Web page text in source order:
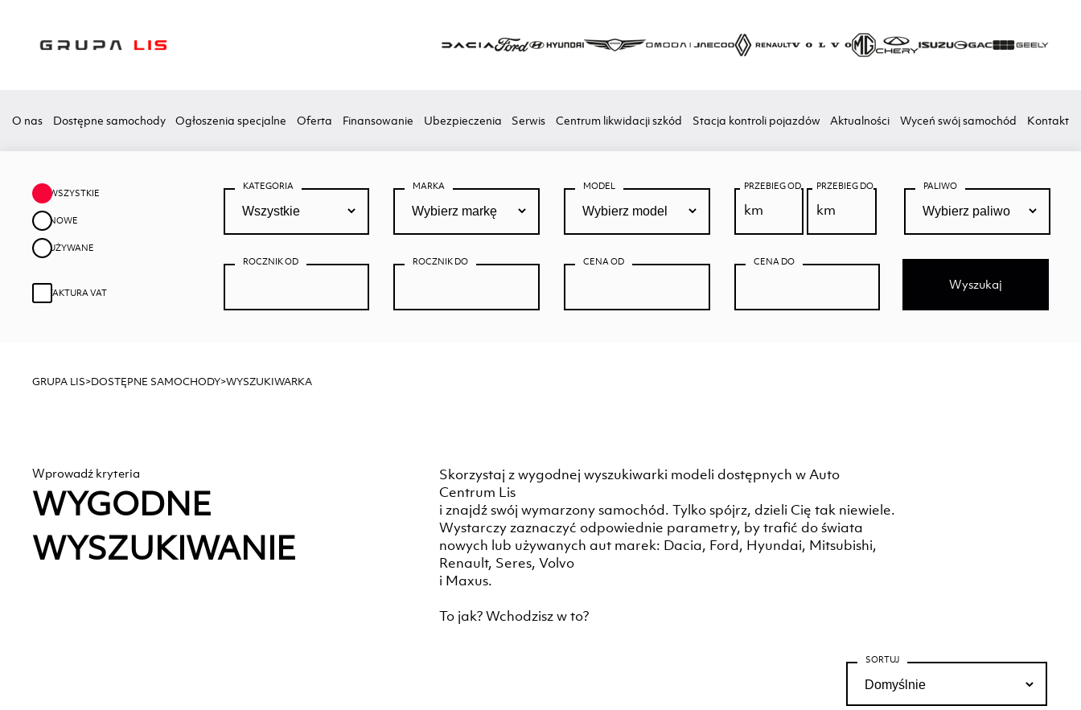
O nas Dostępne samochody Ogłoszenia specjalne Oferta Finansowanie Ubezpieczenia Serwis Centrum likwidacji szkód Stacja kontroli pojazdów Aktualności Wyceń swój samochód Kontakt
WSZYSTKIE
NOWE
UŻYWANE
FAKTURA VAT
KATEGORIA MARKA MODEL PRZEBIEG OD PRZEBIEG DO PALIWO
ROCZNIK OD ROCZNIK DO CENA OD CENA DO
Wyszukaj
GRUPA LIS>DOSTĘPNE SAMOCHODY>WYSZUKIWARKA
Wprowadź kryteria
WYGODNE
WYSZUKIWANIE
Skorzystaj z wygodnej wyszukiwarki modeli dostępnych w Auto
Centrum Lis
i znajdź swój wymarzony samochód. Tylko spójrz, dzieli Cię tak niewiele.
Wystarczy zaznaczyć odpowiednie parametry, by trafić do świata
nowych lub używanych aut marek: Dacia, Ford, Hyundai, Mitsubishi,
Renault, Seres, Volvo
i Maxus.
To jak? Wchodzisz w to?
SORTUJ